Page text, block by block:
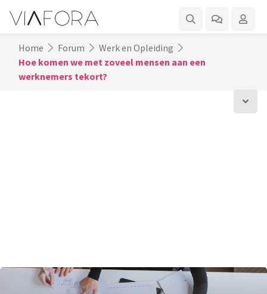
Home Forum
Werk en Opleiding
Hoe komen we met zoveel mensen aan een
werknemers tekort?